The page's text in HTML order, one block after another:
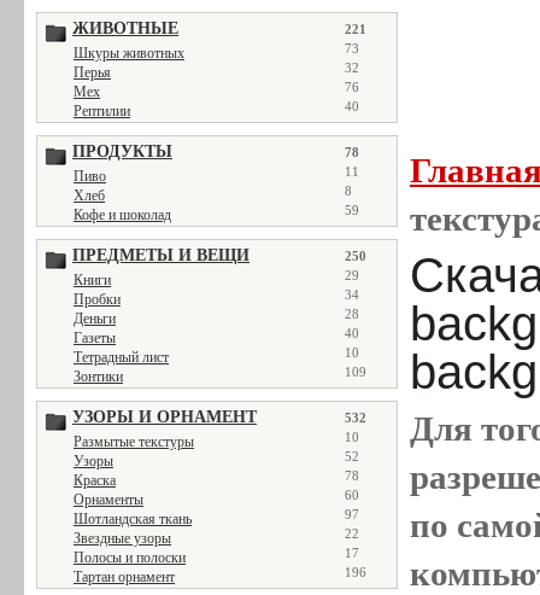
ЖИВОТНЫЕ 221
Шкуры животных 73
Перья 32
Мех 76
Рептилии 40
ПРОДУКТЫ 78
Пиво 11
Хлеб 8
Кофе и шоколад 59
ПРЕДМЕТЫ И ВЕЩИ 250
Книги 29
Пробки 34
Деньги 28
Газеты 40
Тетрадный лист 10
Зонтики 109
УЗОРЫ И ОРНАМЕНТ 532
Размытые текстуры 10
Узоры 52
Краска 78
Орнаменты 60
Шотландская ткань 97
Звездные узоры 22
Полосы и полоски 17
Тартан орнамент 196
Для
по